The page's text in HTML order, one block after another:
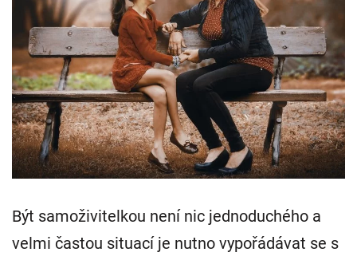
Být samoživitelkou není nic jednoduchého a
velmi častou situací je nutno vypořádávat se s